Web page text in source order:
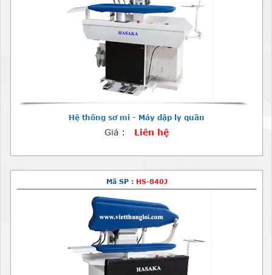
Hệ thống sơ mi - Máy dập ly quần
Giá : Liên hệ
Mã SP : HS-840J